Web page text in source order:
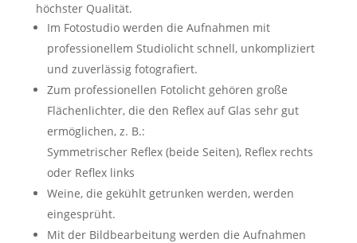
höchster Qualität.
Im Fotostudio werden die Aufnahmen mit
professionellem Studiolicht schnell, unkompliziert
und zuverlässig fotografiert.
Zum professionellen Fotolicht gehören große
Flächenlichter, die den Reflex auf Glas sehr gut
ermöglichen, z. B.:
Symmetrischer Reflex (beide Seiten), Reflex rechts
oder Reflex links
Weine, die gekühlt getrunken werden, werden
eingesprüht.
Mit der Bildbearbeitung werden die Aufnahmen